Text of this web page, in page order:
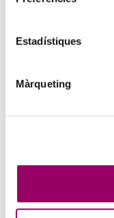
Estadístiques
Màrqueting